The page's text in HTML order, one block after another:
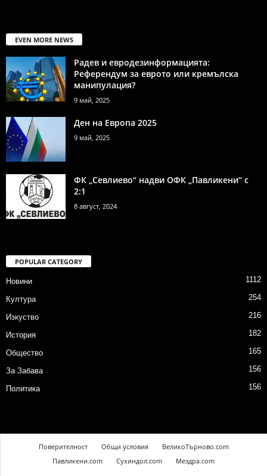
EVEN MORE NEWS
Радев и евродезинформацията:
Референдум за еврото или кремълска
манипулация?
9 май, 2025
Ден на Европа 2025
9 май, 2025
ФК „Севлиево“ надви ОФК „Павликени“ с
2:1
8 август, 2024
POPULAR CATEGORY
Новини 1112
Култура 254
Изкуство 216
История 182
Общество 165
За Забава 156
Политика 156
Поверителност Общи условия
ВеликоТърново.com
Павликени.com
Сухиндол.com
Мездра.com